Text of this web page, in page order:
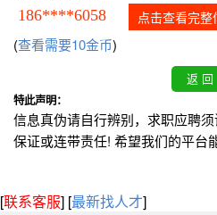
186****6058 点击查看完整
(查看需要10金币)
特此声明：
信息真伪请自行辨别，求职应聘
保证或连带责任! 希望我们的平台
[联系客服] [最新找人才]